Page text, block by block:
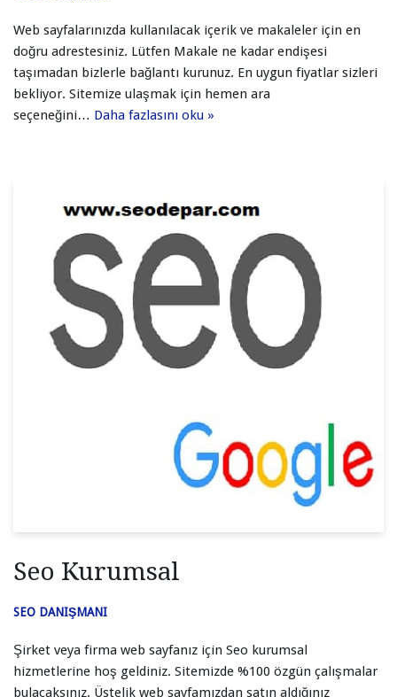
Web sayfalarınızda kullanılacak içerik ve makaleler için en
doğru adrestesiniz. Lütfen Makale ne kadar endişesi
taşımadan bizlerle bağlantı kurunuz. En uygun fiyatlar sizleri
bekliyor. Sitemize ulaşmak için hemen ara
seçeneğini… Daha fazlasını oku »
Seo Kurumsal
SEO DANIŞMANI
Şirket veya firma web sayfanız için Seo kurumsal
hizmetlerine hoş geldiniz. Sitemizde %100 özgün çalışmalar
bulacaksınız. Üstelik web sayfamızdan satın aldığınız